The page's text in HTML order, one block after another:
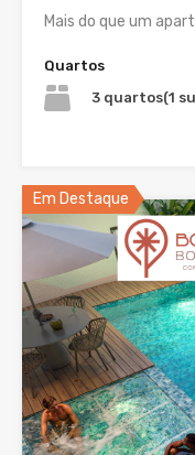
Mais do que um
Quartos
3 quartos(1
Em Destaque